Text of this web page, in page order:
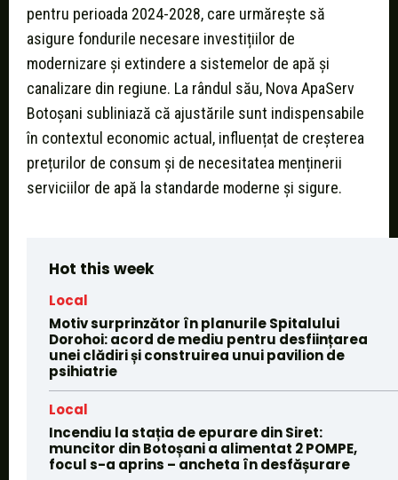
pentru perioada 2024-2028, care urmărește să
asigure fondurile necesare investițiilor de
modernizare și extindere a sistemelor de apă și
canalizare din regiune. La rândul său, Nova ApaServ
Botoșani subliniază că ajustările sunt indispensabile
în contextul economic actual, influențat de creșterea
prețurilor de consum și de necesitatea menținerii
serviciilor de apă la standarde moderne și sigure.
Hot this week
Local
Motiv surprinzător în planurile Spitalului
Dorohoi: acord de mediu pentru desființarea
unei clădiri și construirea unui pavilion de
psihiatrie
Local
Incendiu la stația de epurare din Siret:
muncitor din Botoșani a alimentat 2 POMPE,
focul s-a aprins – ancheta în desfășurare